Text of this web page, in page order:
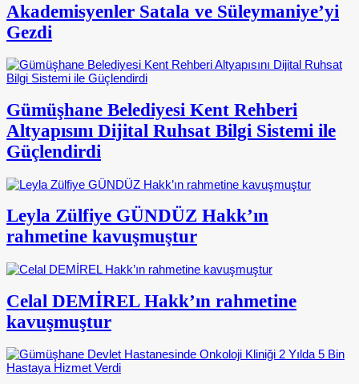
Akademisyenler Satala ve Süleymaniye’yi
Gezdi
Gümüşhane Belediyesi Kent Rehberi
Altyapısını Dijital Ruhsat Bilgi Sistemi ile
Güçlendirdi
Leyla Zülfiye GÜNDÜZ Hakk’ın
rahmetine kavuşmuştur
Celal DEMİREL Hakk’ın rahmetine
kavuşmuştur